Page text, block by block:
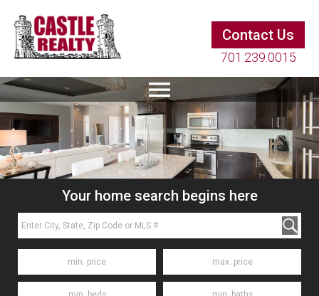
Contact Us
701.239.0015
Your home search begins here